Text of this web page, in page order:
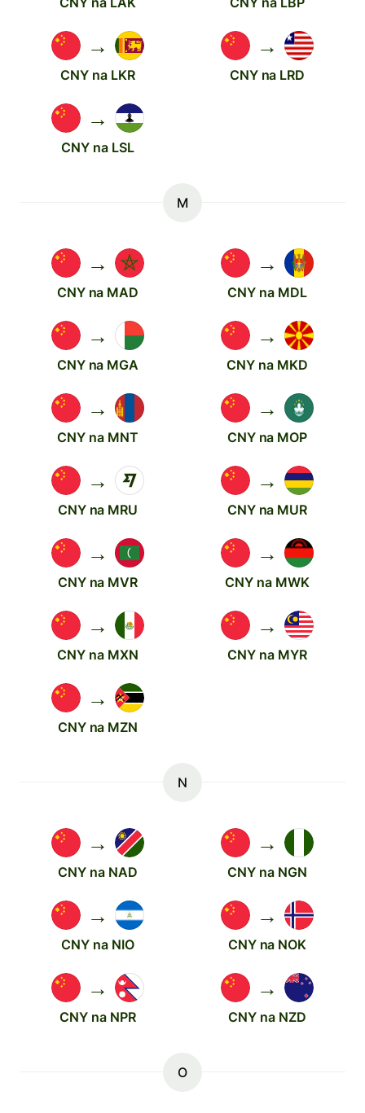
→
CNY na LKR
→
CNY na LRD
→
CNY na LSL
M
→
CNY na MAD
→
CNY na MDL
→
CNY na MGA
→
CNY na MKD
→
CNY na MNT
→
CNY na MOP
→
CNY na MRU
→
CNY na MUR
→
CNY na MVR
→
CNY na MWK
→
CNY na MXN
→
CNY na MYR
→
CNY na MZN
N
→
CNY na NAD
→
CNY na NGN
→
CNY na NIO
→
CNY na NOK
→
CNY na NPR
→
CNY na NZD
O